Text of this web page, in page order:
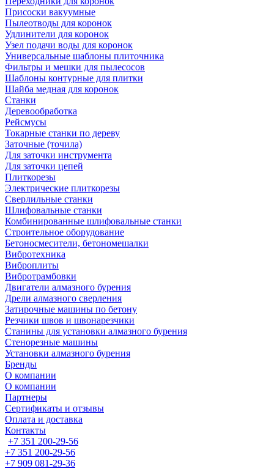
Присоски вакуумные
Пылеотводы для коронок
Удлинители для коронок
Узел подачи воды для коронок
Универсальные шаблоны плиточника
Фильтры и мешки для пылесосов
Шаблоны контурные для плитки
Шайба медная для коронок
Станки
Деревообработка
Рейсмусы
Токарные станки по дереву
Заточные (точила)
Для заточки инструмента
Для заточки цепей
Плиткорезы
Электрические плиткорезы
Сверлильные станки
Шлифовальные станки
Комбинированные шлифовальные станки
Строительное оборудование
Бетоносмесители, бетономешалки
Вибротехника
Виброплиты
Вибротрамбовки
Двигатели алмазного бурения
Дрели алмазного сверления
Затирочные машины по бетону
Резчики швов и швонарезчики
Станины для установки алмазного бурения
Стенорезные машины
Установки алмазного бурения
Бренды
О компании
О компании
Партнеры
Cертификаты и отзывы
Оплата и доставка
Контакты
+7 351 200-29-56
+7 351 200-29-56
+7 909 081-29-36